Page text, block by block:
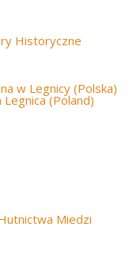
Historyczne
w Legnicy (Polska)
(Poland)
Miedzi